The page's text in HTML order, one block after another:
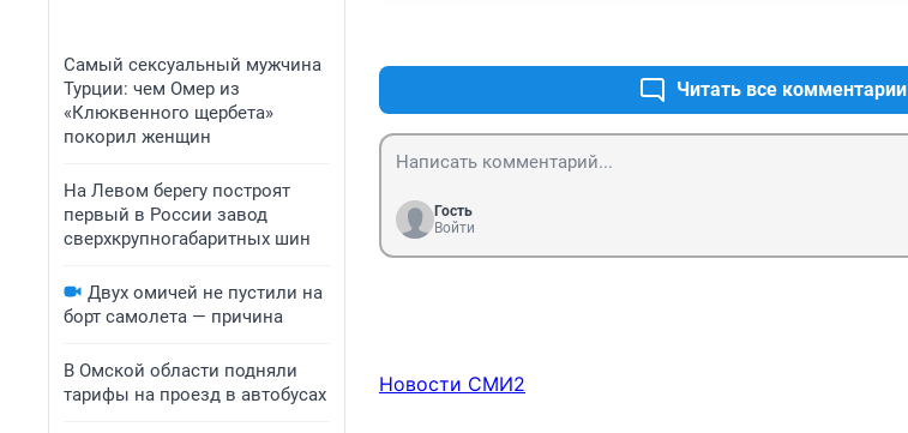
Самый сексуальный мужчина
Турции: чем Омер из
«Клюквенного щербета»
покорил женщин
На Левом берегу построят
первый в России завод
сверхкрупногабаритных шин
Двух омичей не пустили на
борт самолета — причина
В Омской области подняли
тарифы на проезд в автобусах
Читать все комментарии
Гость
Войти
Новости СМИ2